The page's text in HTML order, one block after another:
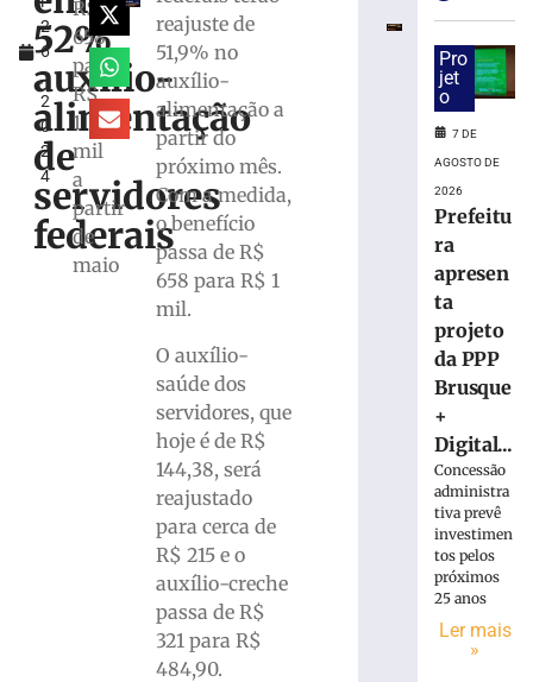
2
6
,
2
0
2
4
52%
auxílio-
alimentação
de
servidores
federais
R$
658
para
R$
1
mil
a
partir
de
maio
reajuste de
51,9% no
auxílio-
alimentação a
partir do
próximo mês.
Com a medida,
o benefício
passa de R$
658 para R$ 1
mil.
O auxílio-
saúde dos
servidores, que
hoje é de R$
144,38, será
reajustado
para cerca de
R$ 215 e o
auxílio-creche
passa de R$
321 para R$
484,90.
megaloja
Tijucas
protocolado
aprovado
prefeitura
decide
afastar
Marco
Buzzi
pede
perda
Pro
jet
o
7 DE
AGOSTO DE
2026
Prefeitu
ra
apresen
ta
projeto
da PPP
Brusque
+
Digital...
Concessão
administra
tiva prevê
investimen
tos pelos
próximos
25 anos
Ler mais
»